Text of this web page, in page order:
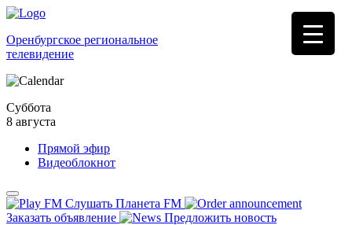
Оренбургское региональное
телевидение
Суббота
8 августа
Прямой эфир
Видеоблокнот
Слушать Планета FM
Заказать объявление
Предложить новость